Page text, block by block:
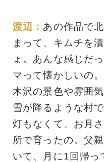
渡辺： あの作品で
まって、キムチを
ょ。あんな感じだ
マって懐かしいの
木沢の景色や雰囲
雪が降るような村
灯もなくて、お月
所で育ったの。父
いて、月に1回帰っ